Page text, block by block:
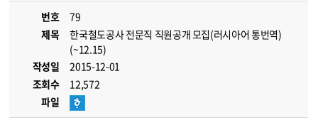
번호
79
제목
한국철도공사 전문직 직원공개 모집(러시아어 통번역)
(~12.15)
작성일
2015-12-01
조회수
12,572
파일